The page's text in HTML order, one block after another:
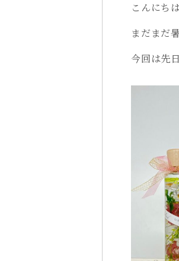
こんにち
まだまだ
今回は先